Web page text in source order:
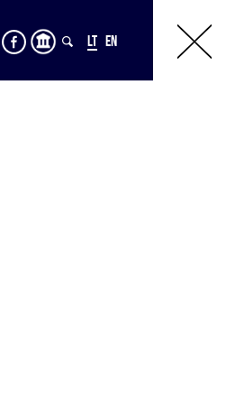
LT EN